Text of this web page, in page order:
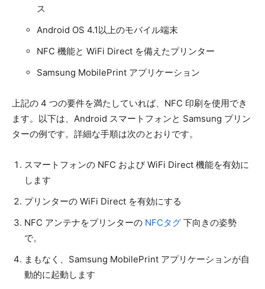
ス
Android OS 4.1以上のモバイル端末
NFC 機能と WiFi Direct を備えたプリンター
Samsung MobilePrint アプリケーション
上記の 4 つの要件を満たしていれば、NFC 印刷を使用でき
ます。以下は、Android スマートフォンと Samsung プリン
ターの例です。詳細な手順は次のとおりです。
スマートフォンの NFC および WiFi Direct 機能を有効に
します
プリンターの WiFi Direct を有効にする
NFC アンテナをプリンターの NFCタグ 下向きの姿勢
で。
まもなく、Samsung MobilePrint アプリケーションが自
動的に起動します